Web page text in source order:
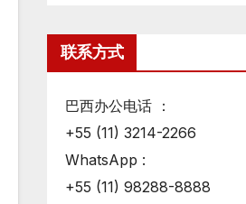
联系方式
巴西办公电话 ：
+55 (11) 3214-2266
WhatsApp :
+55 (11) 98288-8888